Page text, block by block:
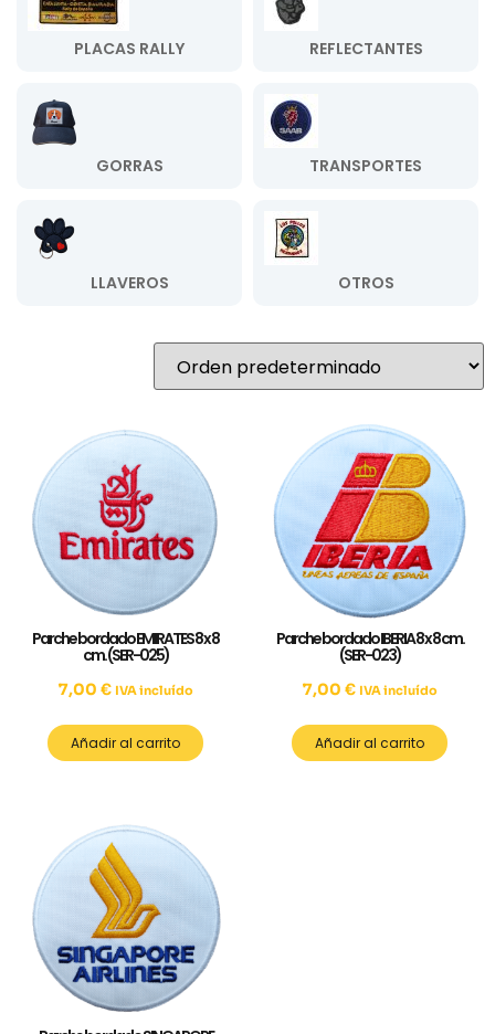
PLACAS RALLY REFLECTANTES
GORRAS TRANSPORTES
LLAVEROS OTROS
Parche bordado EMIRATES 8 x 8
cm. (SER-025)
7,00 € IVA incluído
Añadir al carrito
Parche bordado IBERIA 8 x 8 cm.
(SER-023)
7,00 € IVA incluído
Añadir al carrito